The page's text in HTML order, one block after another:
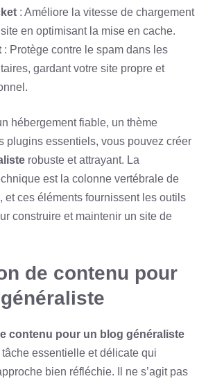
: Améliore la vitesse de chargement
en optimisant la mise en cache.
: Protège contre le spam dans les
gardant votre site propre et
hébergement fiable, un thème
plugins essentiels, vous pouvez créer
robuste et attrayant. La
est la colonne vertébrale de
et ces éléments fournissent les outils
construire et maintenir un site de
de contenu pour
contenu pour un blog généraliste
essentielle et délicate qui
bien réfléchie. Il ne s’agit pas